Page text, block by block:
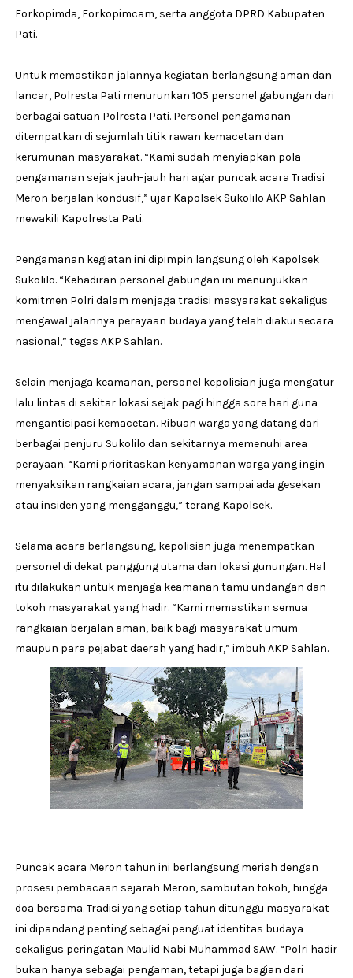
Forkopimda, Forkopimcam, serta anggota DPRD Kabupaten
Pati.
Untuk memastikan jalannya kegiatan berlangsung aman dan
lancar, Polresta Pati menurunkan 105 personel gabungan dari
berbagai satuan Polresta Pati. Personel pengamanan
ditempatkan di sejumlah titik rawan kemacetan dan
kerumunan masyarakat. “Kami sudah menyiapkan pola
pengamanan sejak jauh-jauh hari agar puncak acara Tradisi
Meron berjalan kondusif,” ujar Kapolsek Sukolilo AKP Sahlan
mewakili Kapolresta Pati.
Pengamanan kegiatan ini dipimpin langsung oleh Kapolsek
Sukolilo. “Kehadiran personel gabungan ini menunjukkan
komitmen Polri dalam menjaga tradisi masyarakat sekaligus
mengawal jalannya perayaan budaya yang telah diakui secara
nasional,” tegas AKP Sahlan.
Selain menjaga keamanan, personel kepolisian juga mengatur
lalu lintas di sekitar lokasi sejak pagi hingga sore hari guna
mengantisipasi kemacetan. Ribuan warga yang datang dari
berbagai penjuru Sukolilo dan sekitarnya memenuhi area
perayaan. “Kami prioritaskan kenyamanan warga yang ingin
menyaksikan rangkaian acara, jangan sampai ada gesekan
atau insiden yang mengganggu,” terang Kapolsek.
Selama acara berlangsung, kepolisian juga menempatkan
personel di dekat panggung utama dan lokasi gunungan. Hal
itu dilakukan untuk menjaga keamanan tamu undangan dan
tokoh masyarakat yang hadir. “Kami memastikan semua
rangkaian berjalan aman, baik bagi masyarakat umum
maupun para pejabat daerah yang hadir,” imbuh AKP Sahlan.
Puncak acara Meron tahun ini berlangsung meriah dengan
prosesi pembacaan sejarah Meron, sambutan tokoh, hingga
doa bersama. Tradisi yang setiap tahun ditunggu masyarakat
ini dipandang penting sebagai penguat identitas budaya
sekaligus peringatan Maulid Nabi Muhammad SAW. “Polri hadir
bukan hanya sebagai pengaman, tetapi juga bagian dari